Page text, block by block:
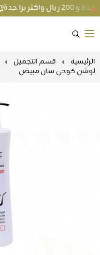
الرئيسية قسم التجميل
لوشن كوجي سان مبيض